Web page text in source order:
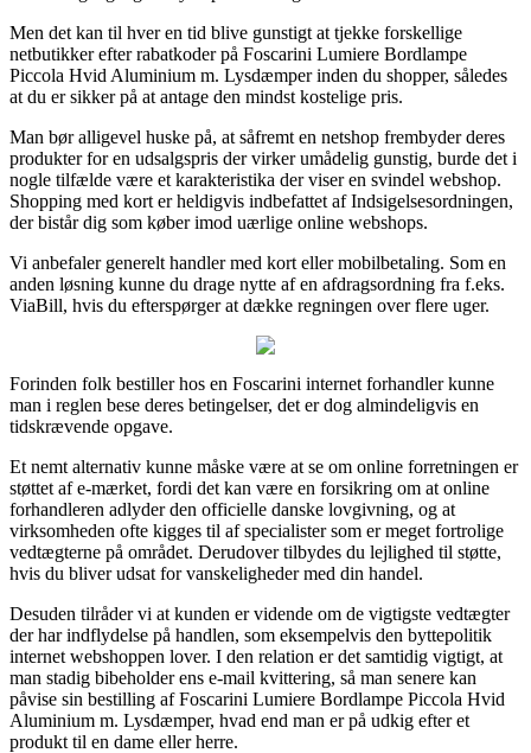
Men det kan til hver en tid blive gunstigt at tjekke forskellige
netbutikker efter rabatkoder på Foscarini Lumiere Bordlampe
Piccola Hvid Aluminium m. Lysdæmper inden du shopper, således
at du er sikker på at antage den mindst kostelige pris.
Man bør alligevel huske på, at såfremt en netshop frembyder deres
produkter for en udsalgspris der virker umådelig gunstig, burde det i
nogle tilfælde være et karakteristika der viser en svindel webshop.
Shopping med kort er heldigvis indbefattet af Indsigelsesordningen,
der bistår dig som køber imod uærlige online webshops.
Vi anbefaler generelt handler med kort eller mobilbetaling. Som en
anden løsning kunne du drage nytte af en afdragsordning fra f.eks.
ViaBill, hvis du efterspørger at dække regningen over flere uger.
Forinden folk bestiller hos en Foscarini internet forhandler kunne
man i reglen bese deres betingelser, det er dog almindeligvis en
tidskrævende opgave.
Et nemt alternativ kunne måske være at se om online forretningen er
støttet af e-mærket, fordi det kan være en forsikring om at online
forhandleren adlyder den officielle danske lovgivning, og at
virksomheden ofte kigges til af specialister som er meget fortrolige
vedtægterne på området. Derudover tilbydes du lejlighed til støtte,
hvis du bliver udsat for vanskeligheder med din handel.
Desuden tilråder vi at kunden er vidende om de vigtigste vedtægter
der har indflydelse på handlen, som eksempelvis den byttepolitik
internet webshoppen lover. I den relation er det samtidig vigtigt, at
man stadig bibeholder ens e-mail kvittering, så man senere kan
påvise sin bestilling af Foscarini Lumiere Bordlampe Piccola Hvid
Aluminium m. Lysdæmper, hvad end man er på udkig efter et
produkt til en dame eller herre.